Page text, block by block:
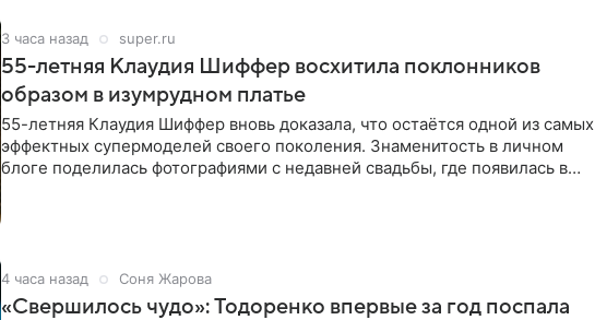
3 часа назад super.ru
55-летняя Клаудия Шиффер восхитила поклонников
образом в изумрудном платье
55-летняя Клаудия Шиффер вновь доказала, что остаётся одной из самых
эффектных супермоделей своего поколения. Знаменитость в личном
блоге поделилась фотографиями с недавней свадьбы, где появилась в
4 часа назад Соня Жарова
«Свершилось чудо»: Тодоренко впервые за год поспала